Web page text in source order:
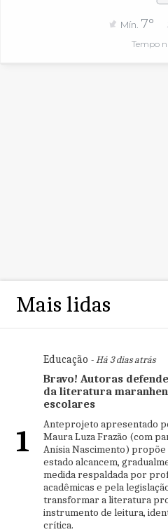
Mín. 7°
Tempo
Mais lidas
1
Educação - Há 3 dias atrás
Bravo! Autoras
da literatura
escolares
Anteprojeto apresentado
Maura Luza Frazão (com
Anísia Nascimento)
estado alcancem,
medida respaldada por
acadêmicas e pela
transformar a literatura
instrumento de leitura,
crítica.